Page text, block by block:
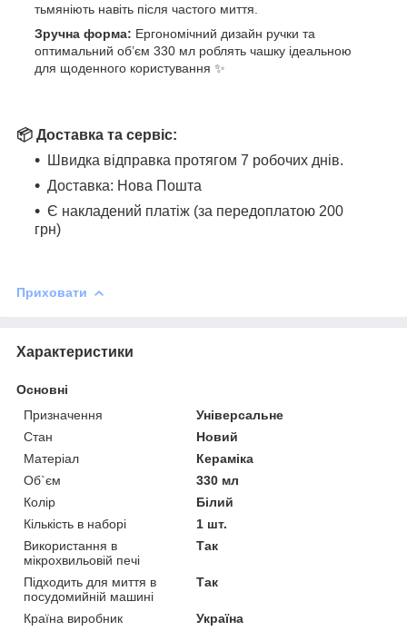
тьмяніють навіть після частого миття.
Зручна форма: Ергономічний дизайн ручки та
оптимальний об’єм 330 мл роблять чашку ідеальною
для щоденного користування ✨
📦 Доставка та сервіс:
Швидка відправка протягом 7 робочих днів.
Доставка: Нова Пошта
Є накладений платіж (за передоплатою 200
грн)
Приховати
Характеристики
Основні
Призначення
Універсальне
Стан
Новий
Матеріал
Кераміка
Об`єм
330 мл
Колір
Білий
Кількість в наборі
1 шт.
Використання в
мікрохвильовій печі
Так
Підходить для миття в
посудомийній машині
Так
Країна виробник
Україна